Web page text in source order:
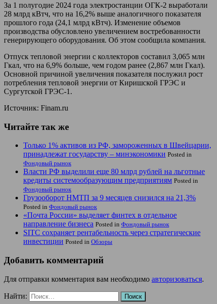
За 1 полугодие 2024 года электростанции ОГК-2 выработали
28 млрд кВтч, что на 16,2% выше аналогичного показателя
прошлого года (24,1 млрд кВтч). Изменение объемов
производства обусловлено увеличением востребованности
генерирующего оборудования. Об этом сообщила компания.
Отпуск тепловой энергии с коллекторов составил 3,065 млн
Гкал, что на 6,9% больше, чем годом ранее (2,867 млн Гкал).
Основной причиной увеличения показателя послужил рост
потребления тепловой энергии от Киришской ГРЭС и
Сургутской ГРЭС-1.
Источник: Finam.ru
Читайте так же
Только 1% активов из РФ, замороженных в Швейцарии,
принадлежат государству – минэкономики Posted in
Фондовый рынок
Власти РФ выделили еще 80 млрд рублей на льготные
кредиты системообразующим предприятиям Posted in
Фондовый рынок
Грузооборот НМТП за 9 месяцев снизился на 21,3%
Posted in Фондовый рынок
«Почта России» выделяет финтех в отдельное
направление бизнеса Posted in Фондовый рынок
SITC сохраняет рентабельность через стратегические
инвестиции Posted in Обзоры
Добавить комментарий
Для отправки комментария вам необходимо авторизоваться.
Найти: